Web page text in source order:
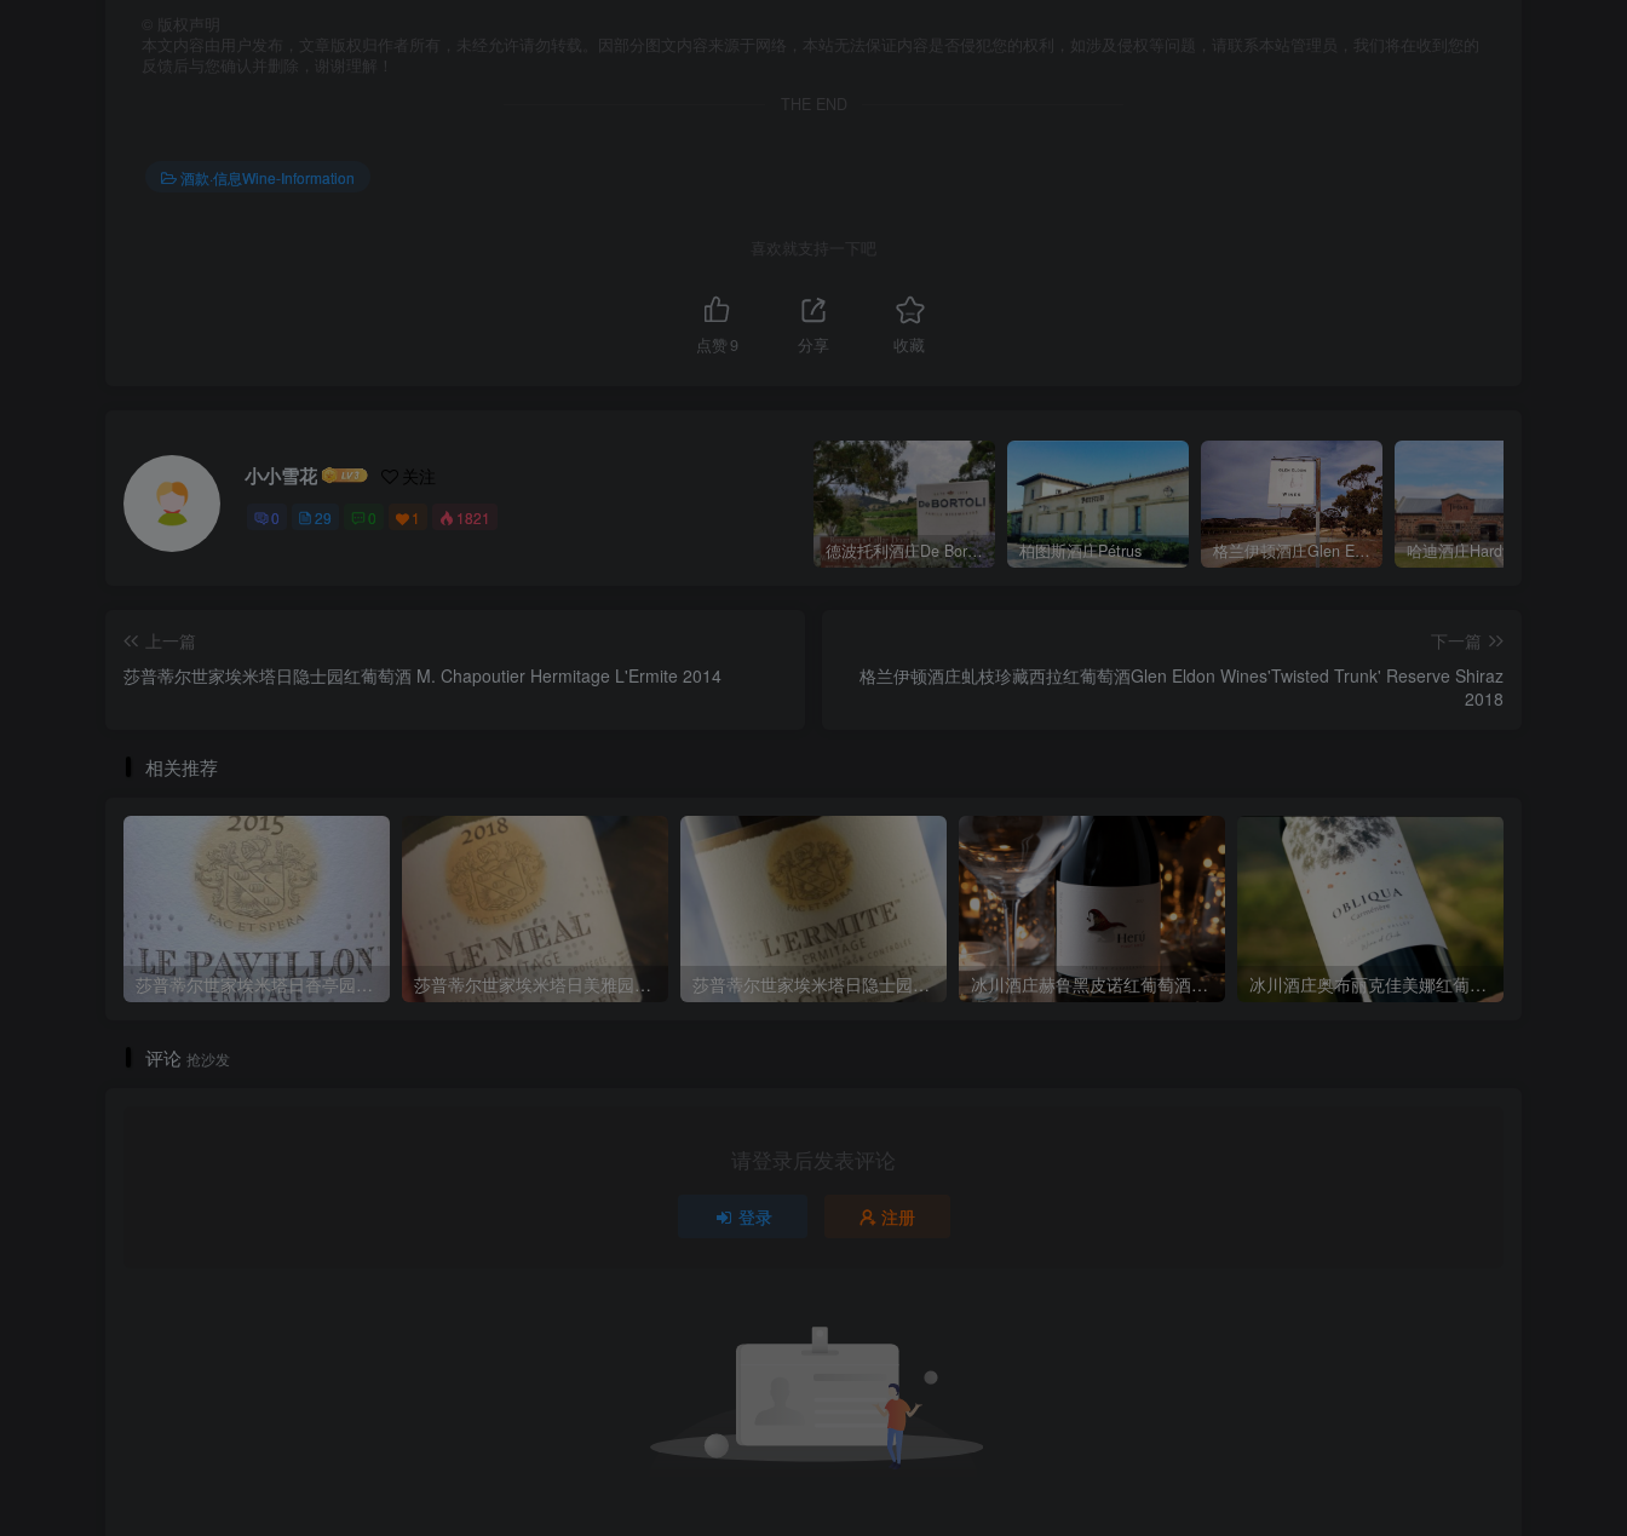
版权声明
本文内容由用户发布，文章版权归作者所有，未经允许请勿转载。因部分图文内容来源于网络，本站无法保证内容是否侵犯您的权利，如涉及侵权等问题，请联系本站管理员，我们将在收到您的
反馈后与您确认并删除，谢谢理解！
THE END
酒款·信息Wine-Information
喜欢就支持一下吧
点赞 9 分享 收藏
小小雪花 关注
0 29 0 1 1821
德波托利酒庄De Bortoli Wines 柏图斯酒庄Pétrus 格兰伊顿酒庄Glen Eldon Wines
上一篇
莎普蒂尔世家埃米塔日隐士园红葡萄酒 M. Chapoutier Hermitage L'Ermite 2014
下一篇
格兰伊顿酒庄虬枝珍藏西拉红葡萄酒Glen Eldon Wines'Twisted Trunk' Reserve Shiraz
2018
相关推荐
莎普蒂尔世家埃米塔日香亭园红葡萄酒M. Chapoutier Hermitage Le Pavillon2015 莎普蒂尔世家埃米塔日美雅园红葡萄酒 M. Chapoutier Hermitage Le Meal2018 莎普蒂尔世家埃米塔日隐士园红葡萄酒 M. Chapoutier Hermitage L’Ermite 2014 冰川酒庄赫鲁黑皮诺红葡萄酒Ventisquero Heru Pinot Noir 2018 冰川酒庄奥布丽克佳美娜红葡萄酒Ventisquero Obliqua Carmenere 2017
评论 抢沙发
请登录后发表评论
登录 注册